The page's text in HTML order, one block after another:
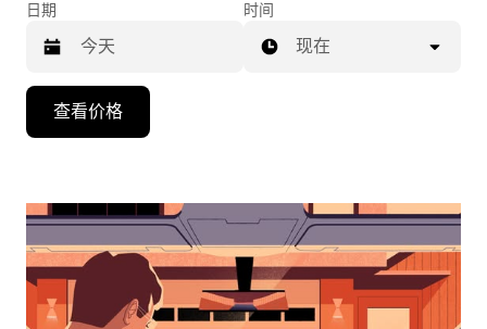
日期
向
头
浏
时间
现在
查看价格